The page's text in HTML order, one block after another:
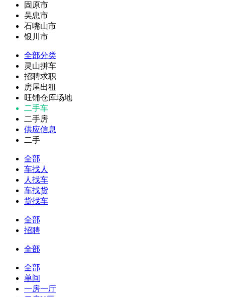
固原市
吴忠市
石嘴山市
银川市
全部分类
灵山拼车
招聘求职
房屋出租
旺铺仓库场地
二手车
二手房
供应信息
二手
全部
车找人
人找车
车找货
货找车
全部
招聘
全部
全部
单间
一房一厅